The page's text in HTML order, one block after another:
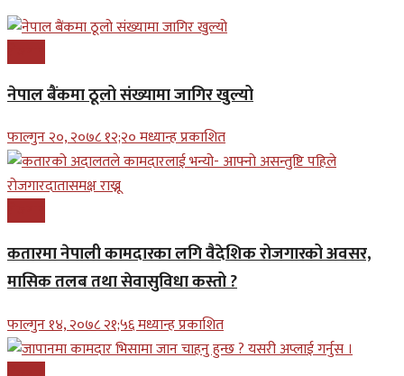
नेपाल बैंकमा ठूलो संख्यामा जागिर खुल्यो
फाल्गुन २०, २०७८ १२;२० मध्यान्ह प्रकाशित
कतारमा नेपाली कामदारका लगि वैदेशिक रोजगारको अवसर,
मासिक तलब तथा सेवासुविधा कस्तो ?
फाल्गुन १४, २०७८ २१;५६ मध्यान्ह प्रकाशित